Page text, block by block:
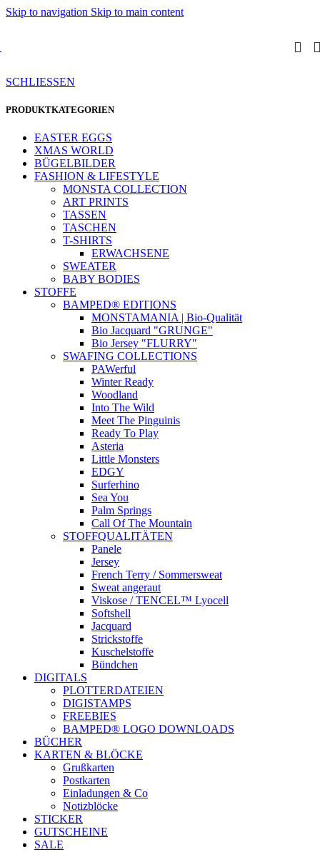
Skip to navigation Skip to main content
SCHLIESSEN
PRODUKTKATEGORIEN
EASTER EGGS
XMAS WORLD
BÜGELBILDER
FASHION & LIFESTYLE
MONSTA COLLECTION
ART PRINTS
TASSEN
TASCHEN
T-SHIRTS
ERWACHSENE
SWEATER
BABY BODIES
STOFFE
BAMPED® EDITIONS
MONSTAMANIA | Bio-Qualität
Bio Jacquard "GRUNGE"
Bio Jersey "FLURRY"
SWAFING COLLECTIONS
PAWerful
Winter Ready
Woodland
Into The Wild
Meet The Pinguinis
Ready To Play
Asteria
Little Monsters
EDGY
Surferhino
Sea You
Palm Springs
Call Of The Mountain
STOFFQUALITÄTEN
Panele
Jersey
French Terry / Sommersweat
Sweat angeraut
Viskose / TENCEL™ Lyocell
Softshell
Jacquard
Strickstoffe
Kuschelstoffe
Bündchen
DIGITALS
PLOTTERDATEIEN
DIGISTAMPS
FREEBIES
BAMPED® LOGO DOWNLOADS
BÜCHER
KARTEN & BLÖCKE
Grußkarten
Postkarten
Einladungen & Co
Notizblöcke
STICKER
GUTSCHEINE
SALE